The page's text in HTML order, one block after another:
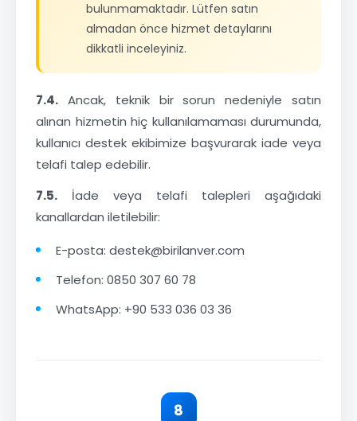
bulunmamaktadır. Lütfen satın
almadan önce hizmet detaylarını
dikkatli inceleyiniz.
7.4. Ancak, teknik bir sorun nedeniyle satın
alınan hizmetin hiç kullanılamaması durumunda,
kullanıcı destek ekibimize başvurarak iade veya
telafi talep edebilir.
7.5. İade veya telafi talepleri aşağıdaki
kanallardan iletilebilir:
E-posta: destek@birilanver.com
Telefon: 0850 307 60 78
WhatsApp: +90 533 036 03 36
8